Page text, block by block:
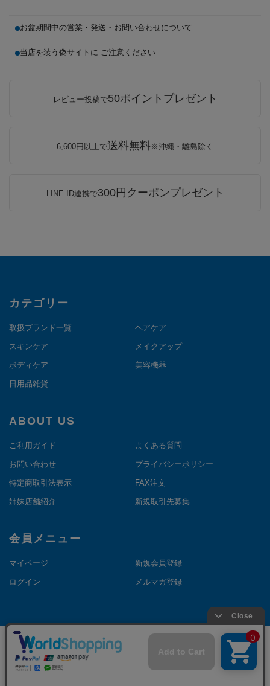
お盆期間中の営業・発送・お問い合わせについて
当店を装う偽サイトに ご注意ください
レビュー投稿で50ポイントプレゼント
6,600円以上で送料無料※沖縄・離島除く
LINE ID連携で300円クーポンプレゼント
カテゴリー
取扱ブランド一覧 ヘアケア
スキンケア メイクアップ
ボディケア 美容機器
日用品雑貨
ABOUT US
ご利用ガイド よくある質問
お問い合わせ プライバシーポリシー
特定商取引法表示 FAX注文
姉妹店舗紹介 新規取引先募集
会員メニュー
マイページ 新規会員登録
ログイン メルマガ登録